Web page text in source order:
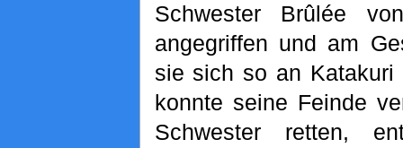
Schwester Brûlée
angegriffen und am
sie sich so an Katakuri
konnte seine Feinde
Schwester retten,